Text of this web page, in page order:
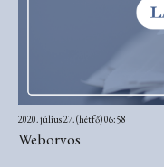
2020. július 27. (hétfő) 06:58
Weborvos